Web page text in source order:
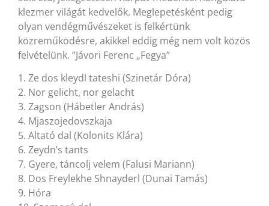
klezmer világát kedvelők. Meglepetésként pedig
olyan vendégművészeket is felkértünk
közreműködésre, akikkel eddig még nem volt közös
felvételünk. ”Jávori Ferenc „Fegya”
1. Ze dos kleydl tateshi (Szinetár Dóra)
2. Nor gelicht, nor gelacht
3. Zagson (Hábetler András)
4. Mjaszojedovszkaja
5. Altató dal (Kolonits Klára)
6. Zeydn’s tants
7. Gyere, táncolj velem (Falusi Mariann)
8. Dos Freylekhe Shnayderl (Dunai Tamás)
9. Hóra